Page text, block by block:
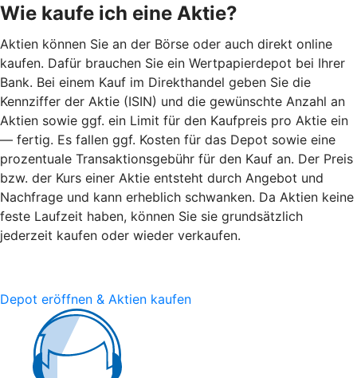
Wie kaufe ich eine Aktie?
Aktien können Sie an der Börse oder auch direkt online
kaufen. Dafür brauchen Sie ein Wertpapierdepot bei Ihrer
Bank. Bei einem Kauf im Direkthandel geben Sie die
Kennziffer der Aktie (ISIN) und die gewünschte Anzahl an
Aktien sowie ggf. ein Limit für den Kaufpreis pro Aktie ein
— fertig. Es fallen ggf. Kosten für das Depot sowie eine
prozentuale Transaktionsgebühr für den Kauf an. Der Preis
bzw. der Kurs einer Aktie entsteht durch Angebot und
Nachfrage und kann erheblich schwanken. Da Aktien keine
feste Laufzeit haben, können Sie sie grundsätzlich
jederzeit kaufen oder wieder verkaufen.
Depot eröffnen & Aktien kaufen